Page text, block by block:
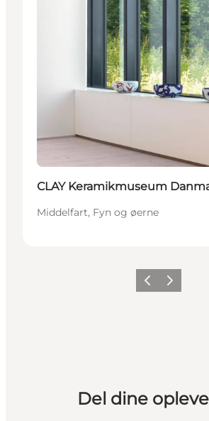
CLAY Keramikmuseum
Middelfart, Fyn og øerne
ForrigeNæste
Del dine